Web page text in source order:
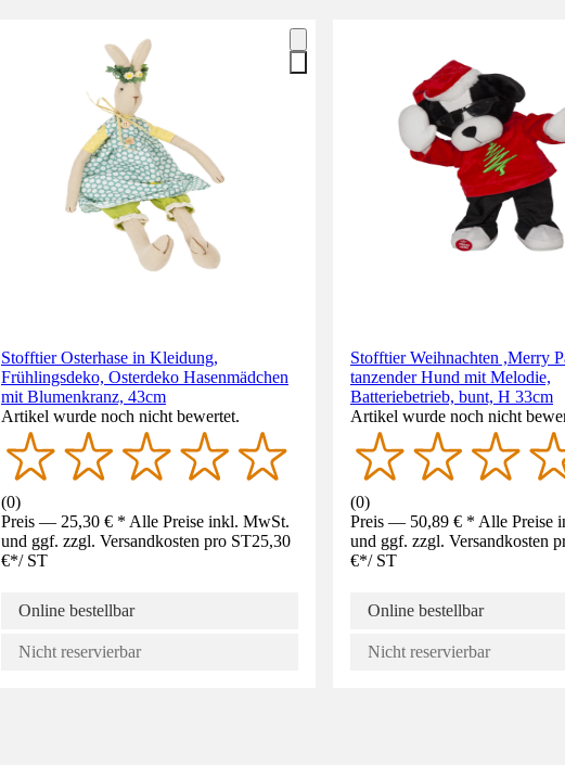
Stofftier Osterhase in Kleidung,
Frühlingsdeko, Osterdeko Hasenmädchen
mit Blumenkranz, 43cm
Artikel wurde noch nicht bewertet.
(0)
Preis — 25,30 € * Alle Preise inkl. MwSt.
und ggf. zzgl. Versandkosten pro ST25,30
€*/ ST
Online bestellbar
Nicht reservierbar
Stofftier Weihnachten ,Merry
tanzender Hund mit Melodie,
Batteriebetrieb, bunt, H 33cm
Artikel wurde noch nicht
(0)
Preis — 50,89 € * Alle Preise
und ggf. zzgl. Versandkosten
€*/ ST
Online bestellbar
Nicht reservierbar